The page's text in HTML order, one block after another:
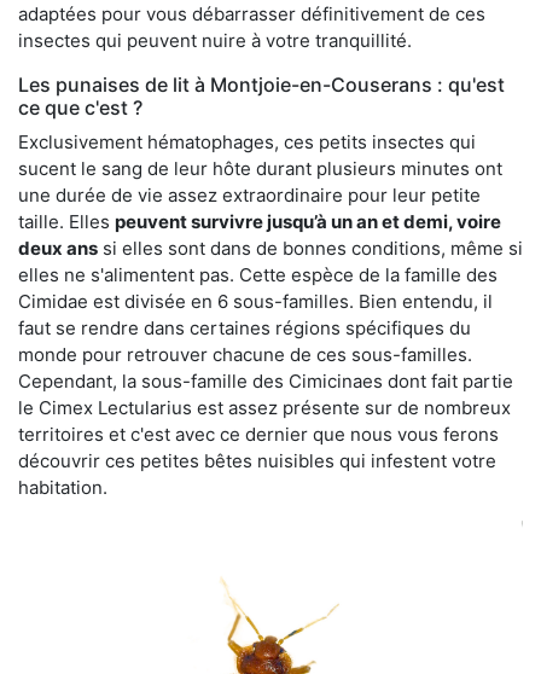
adaptées pour vous débarrasser définitivement de ces
insectes qui peuvent nuire à votre tranquillité.
Les punaises de lit à Montjoie-en-Couserans : qu'est
ce que c'est ?
Exclusivement hématophages, ces petits insectes qui
sucent le sang de leur hôte durant plusieurs minutes ont
une durée de vie assez extraordinaire pour leur petite
taille. Elles peuvent survivre jusqu’à un an et demi, voire
deux ans si elles sont dans de bonnes conditions, même si
elles ne s'alimentent pas. Cette espèce de la famille des
Cimidae est divisée en 6 sous-familles. Bien entendu, il
faut se rendre dans certaines régions spécifiques du
monde pour retrouver chacune de ces sous-familles.
Cependant, la sous-famille des Cimicinaes dont fait partie
le Cimex Lectularius est assez présente sur de nombreux
territoires et c'est avec ce dernier que nous vous ferons
découvrir ces petites bêtes nuisibles qui infestent votre
habitation.